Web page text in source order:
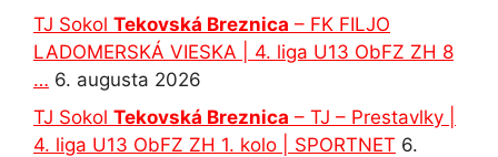
TJ Sokol Tekovská Breznica – FK FILJO
LADOMERSKÁ VIESKA | 4. liga U13 ObFZ ZH 8
… 6. augusta 2026
TJ Sokol Tekovská Breznica – TJ – Prestavlky |
4. liga U13 ObFZ ZH 1. kolo | SPORTNET 6.